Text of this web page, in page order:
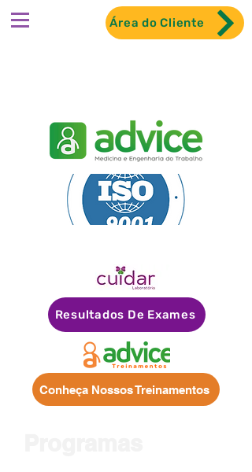
Área do Cliente
Resultados De Exames
Conheça Nossos Treinamentos